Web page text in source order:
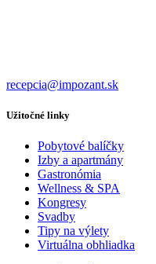
recepcia@impozant.sk
Užitočné linky
Pobytové balíčky
Izby a apartmány
Gastronómia
Wellness & SPA
Kongresy
Svadby
Tipy na výlety
Virtuálna obhliadka